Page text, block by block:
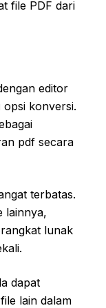
file PDF dari
editor
konversi.
pdf secara
terbatas.
lainnya,
lunak
dapat
lain dalam